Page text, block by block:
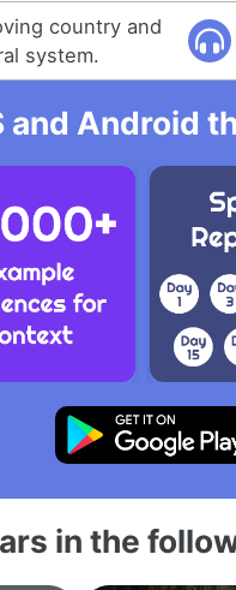
country and
system.
and Android
in the